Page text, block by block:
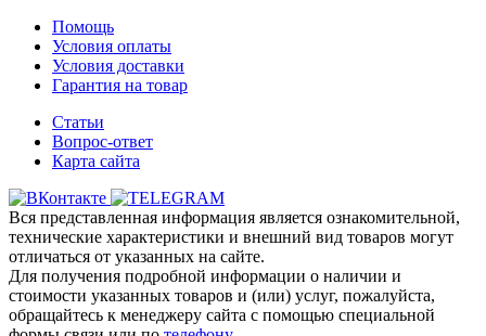
Помощь
Условия оплаты
Условия доставки
Гарантия на товар
Статьи
Вопрос-ответ
Карта сайта
Вся представленная информация является ознакомительной,
технические характеристики и внешний вид товаров могут
отличаться от указанных на сайте.
Для получения подробной информации о наличии и
стоимости указанных товаров и (или) услуг, пожалуйста,
обращайтесь к менеджеру сайта с помощью специальной